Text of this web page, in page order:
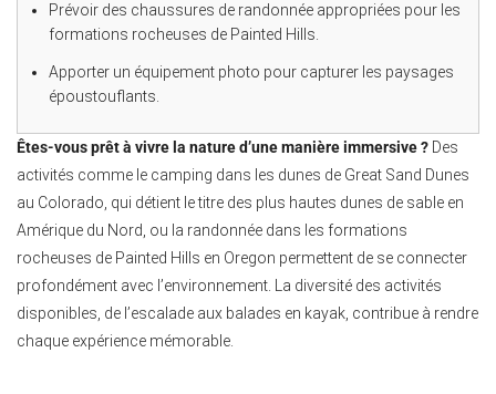
Prévoir des chaussures de randonnée appropriées pour les
formations rocheuses de Painted Hills.
Apporter un équipement photo pour capturer les paysages
époustouflants.
Êtes-vous prêt à vivre la nature d’une manière immersive ? Des
activités comme le camping dans les dunes de Great Sand Dunes
au Colorado, qui détient le titre des plus hautes dunes de sable en
Amérique du Nord, ou la randonnée dans les formations
rocheuses de Painted Hills en Oregon permettent de se connecter
profondément avec l’environnement. La diversité des activités
disponibles, de l’escalade aux balades en kayak, contribue à rendre
chaque expérience mémorable.